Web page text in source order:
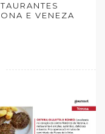
E VENEZA